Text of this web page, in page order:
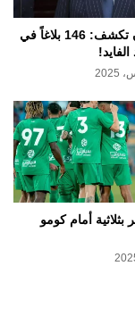
شرطة لندن تكشف: 146 بلاغاً في
بثلاثية أمام كومو